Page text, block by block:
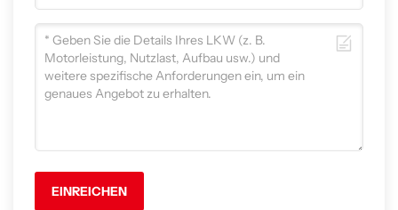
EINREICHEN